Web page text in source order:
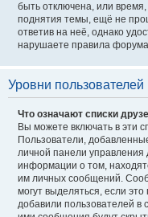
быть отключена, или
поднятия темы, ещё не
ответив на неё, однако
нарушаете правила
Уровни пользователей
Что означают списки
Вы можете включать в эти
Пользователи,
личной панели управления
информации о том,
им личных сообщений.
могут выделяться, если
добавили пользователей в